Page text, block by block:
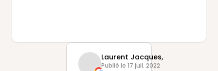
Laurent Jacques,
Publié le 17 juil. 2022